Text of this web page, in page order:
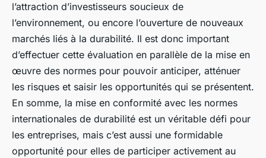
l’attraction d’investisseurs soucieux de
l’environnement, ou encore l’ouverture de nouveaux
marchés liés à la durabilité. Il est donc important
d’effectuer cette évaluation en parallèle de la mise en
œuvre des normes pour pouvoir anticiper, atténuer
les risques et saisir les opportunités qui se présentent.
En somme, la mise en conformité avec les normes
internationales de durabilité est un véritable défi pour
les entreprises, mais c’est aussi une formidable
opportunité pour elles de participer activement au